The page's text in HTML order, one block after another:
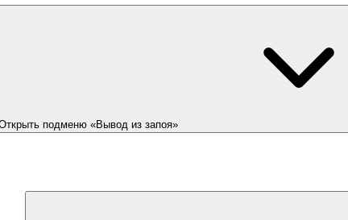
подменю «Вывод из запоя»